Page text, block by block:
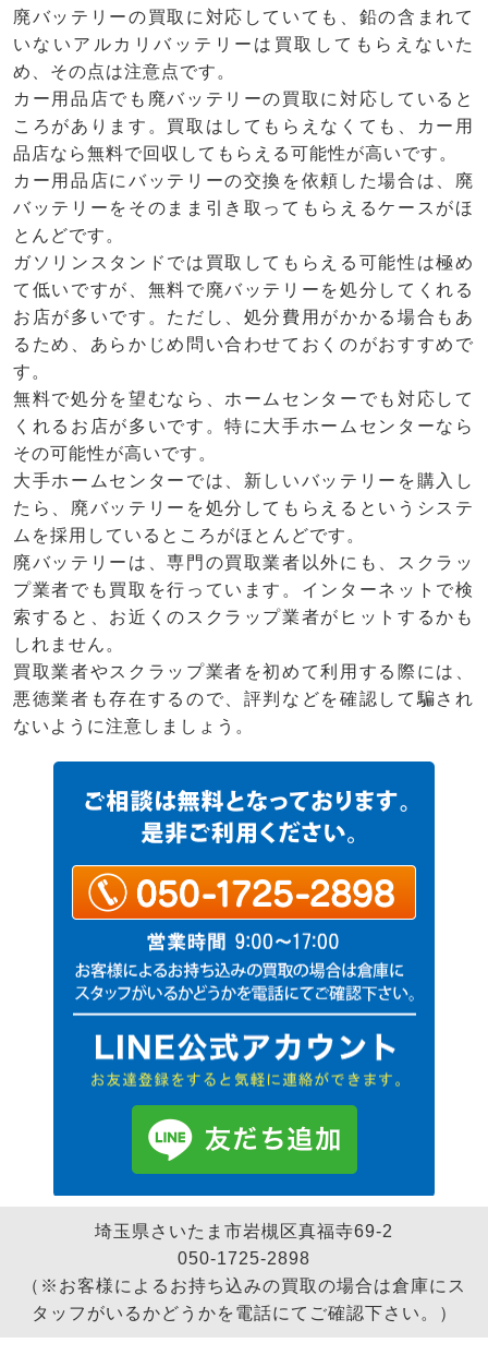
廃バッテリーの買取に対応していても、鉛の含まれて
いないアルカリバッテリーは買取してもらえないた
め、その点は注意点です。
カー用品店でも廃バッテリーの買取に対応していると
ころがあります。買取はしてもらえなくても、カー用
品店なら無料で回収してもらえる可能性が高いです。
カー用品店にバッテリーの交換を依頼した場合は、廃
バッテリーをそのまま引き取ってもらえるケースがほ
とんどです。
ガソリンスタンドでは買取してもらえる可能性は極め
て低いですが、無料で廃バッテリーを処分してくれる
お店が多いです。ただし、処分費用がかかる場合もあ
るため、あらかじめ問い合わせておくのがおすすめで
す。
無料で処分を望むなら、ホームセンターでも対応して
くれるお店が多いです。特に大手ホームセンターなら
その可能性が高いです。
大手ホームセンターでは、新しいバッテリーを購入し
たら、廃バッテリーを処分してもらえるというシステ
ムを採用しているところがほとんどです。
廃バッテリーは、専門の買取業者以外にも、スクラッ
プ業者でも買取を行っています。インターネットで検
索すると、お近くのスクラップ業者がヒットするかも
しれません。
買取業者やスクラップ業者を初めて利用する際には、
悪徳業者も存在するので、評判などを確認して騙され
ないように注意しましょう。
埼玉県さいたま市岩槻区真福寺69-2
050-1725-2898
（※お客様によるお持ち込みの買取の場合は倉庫にス
タッフがいるかどうかを電話にてご確認下さい。）